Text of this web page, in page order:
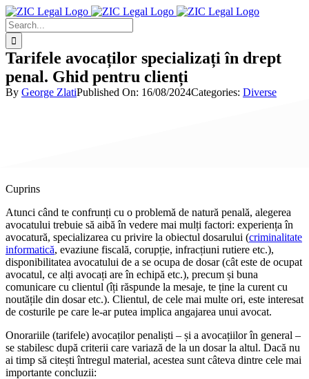
Skip
to
content
Search
for:
Tarifele avocaților specializați în drept
penal. Ghid pentru clienți
By George ZlatiPublished On: 16/08/2024Categories: Diverse
Atunci când te confrunți cu o problemă de natură penală, alegerea
avocatului trebuie să aibă în vedere mai mulți factori: experiența în
avocatură, specializarea cu privire la obiectul dosarului (criminalitate
informatică, evaziune fiscală, corupție, infracțiuni rutiere etc.),
disponibilitatea avocatului de a se ocupa de dosar (cât este de ocupat
avocatul, ce alți avocați are în echipă etc.), precum și buna
comunicare cu clientul (îți răspunde la mesaje, te ține la curent cu
noutățile din dosar etc.). Clientul, de cele mai multe ori, este interesat
de costurile pe care le-ar putea implica angajarea unui avocat.
Onorariile (tarifele) avocaților penaliști – și a avocațiilor în general –
se stabilesc după criterii care variază de la un dosar la altul. Dacă nu
ai timp să citești întregul material, acestea sunt câteva dintre cele mai
importante concluzii: